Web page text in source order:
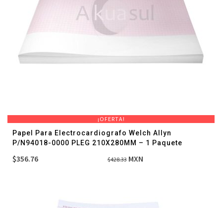
¡OFERTA!
Papel Para Electrocardiografo Welch Allyn
P/N94018-0000 PLEG 210X280MM – 1 Paquete
$428.33 El
$356.76
El
MXN